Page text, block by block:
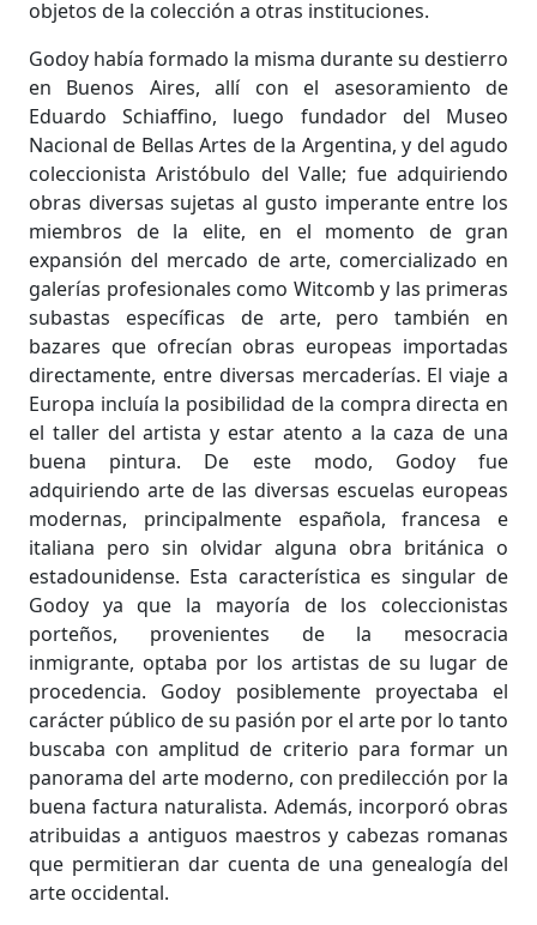
objetos de la colección a otras instituciones.
Godoy había formado la misma durante su destierro
en Buenos Aires, allí con el asesoramiento de
Eduardo Schiaffino, luego fundador del Museo
Nacional de Bellas Artes de la Argentina, y del agudo
coleccionista Aristóbulo del Valle; fue adquiriendo
obras diversas sujetas al gusto imperante entre los
miembros de la elite, en el momento de gran
expansión del mercado de arte, comercializado en
galerías profesionales como Witcomb y las primeras
subastas específicas de arte, pero también en
bazares que ofrecían obras europeas importadas
directamente, entre diversas mercaderías. El viaje a
Europa incluía la posibilidad de la compra directa en
el taller del artista y estar atento a la caza de una
buena pintura. De este modo, Godoy fue
adquiriendo arte de las diversas escuelas europeas
modernas, principalmente española, francesa e
italiana pero sin olvidar alguna obra británica o
estadounidense. Esta característica es singular de
Godoy ya que la mayoría de los coleccionistas
porteños, provenientes de la mesocracia
inmigrante, optaba por los artistas de su lugar de
procedencia. Godoy posiblemente proyectaba el
carácter público de su pasión por el arte por lo tanto
buscaba con amplitud de criterio para formar un
panorama del arte moderno, con predilección por la
buena factura naturalista. Además, incorporó obras
atribuidas a antiguos maestros y cabezas romanas
que permitieran dar cuenta de una genealogía del
arte occidental.